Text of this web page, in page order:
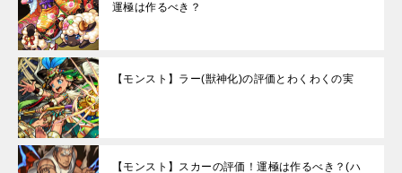
運極は作るべき？
【モンスト】ラー(獣神化)の評価とわくわくの実
【モンスト】スカーの評価！運極は作るべき？(ハ